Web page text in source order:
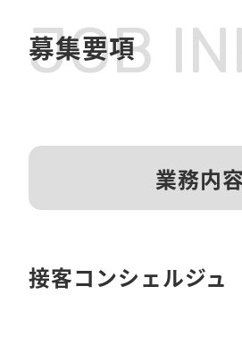
JOB
募集要項
業務内容
接客コンシェルジュ